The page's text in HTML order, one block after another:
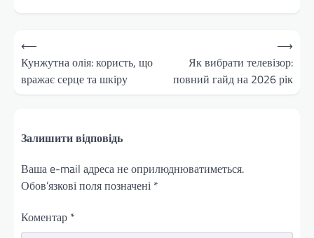
Навігація
записів
⟵
Кунжутна олія: користь, що
вражає серце та шкіру
Як вибрати телевізор:
повний гайд на 2026 рік
⟶
Залишити відповідь
Ваша e-mail адреса не оприлюднюватиметься.
Обов’язкові поля позначені *
Коментар *